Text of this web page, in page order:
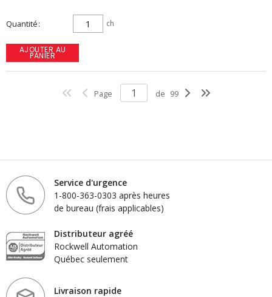
Quantité ch
AJOUTER AU
PANIER
Page de 99
Service d'urgence
1-800-363-0303 après heures
de bureau (frais applicables)
Distributeur agréé
Rockwell Automation
Québec seulement
Livraison rapide